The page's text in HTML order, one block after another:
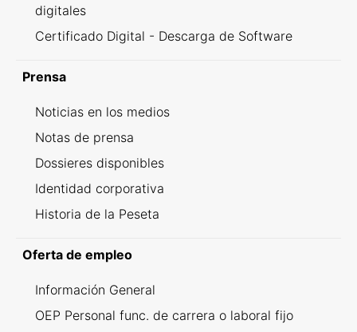
digitales
Certificado Digital - Descarga de Software
Prensa
Noticias en los medios
Notas de prensa
Dossieres disponibles
Identidad corporativa
Historia de la Peseta
Oferta de empleo
Información General
OEP Personal func. de carrera o laboral fijo